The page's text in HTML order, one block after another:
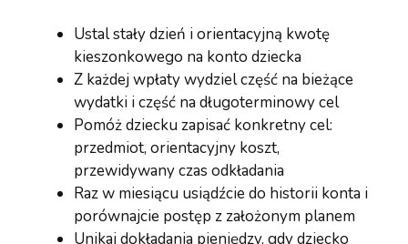
Ustal stały dzień i orientacyjną kwotę
kieszonkowego na konto dziecka
Z każdej wpłaty wydziel część na bieżące
wydatki i część na długoterminowy cel
Pomóż dziecku zapisać konkretny cel:
przedmiot, orientacyjny koszt,
przewidywany czas odkładania
Raz w miesiącu usiądźcie do historii konta i
porównajcie postęp z założonym planem
Unikaj dokładania pieniędzy, gdy dziecko